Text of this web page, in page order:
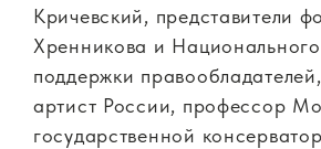
Кричевский, представители
Хренникова и
поддержки
артист России, профессор
государственной